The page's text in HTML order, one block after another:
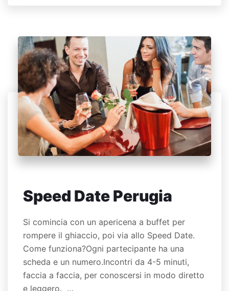
Speed Date Perugia
Si comincia con un apericena a buffet per
rompere il ghiaccio, poi via allo Speed Date.
Come funziona?Ogni partecipante ha una
scheda e un numero.Incontri da 4-5 minuti,
faccia a faccia, per conoscersi in modo diretto
e leggero. …